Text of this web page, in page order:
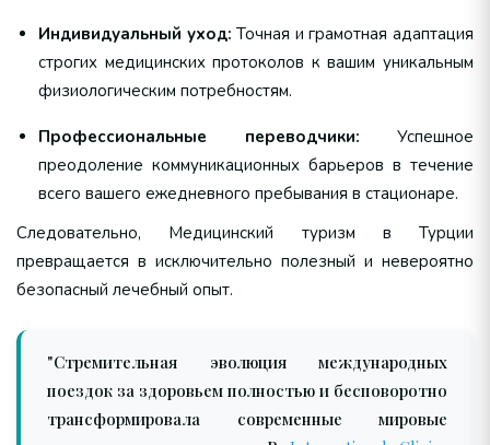
Индивидуальный уход: Точная и грамотная адаптация
строгих медицинских протоколов к вашим уникальным
физиологическим потребностям.
Профессиональные переводчики: Успешное
преодоление коммуникационных барьеров в течение
всего вашего ежедневного пребывания в стационаре.
Следовательно, Медицинский туризм в Турции
превращается в исключительно полезный и невероятно
безопасный лечебный опыт.
"Стремительная эволюция международных
поездок за здоровьем полностью и бесповоротно
трансформировала современные мировые